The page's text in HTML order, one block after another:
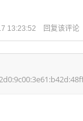
13:23:52 回复该评论